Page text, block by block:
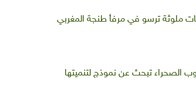
ملوثة ترسو في مرفأ طنجة المغربي
الصحراء تبحث عن نموذج لتنميتها